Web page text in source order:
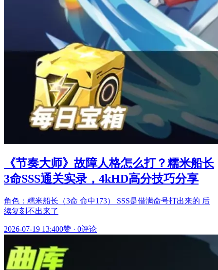
《节奏大师》故障人格怎么打？糯米船长
3命SSS通关实录，4kHD高分技巧分享
角色：糯米船长（3命 命中173） SSS是借满命号打出来的 后
续复刻不出来了
2026-07-19 13:400赞 · 0评论